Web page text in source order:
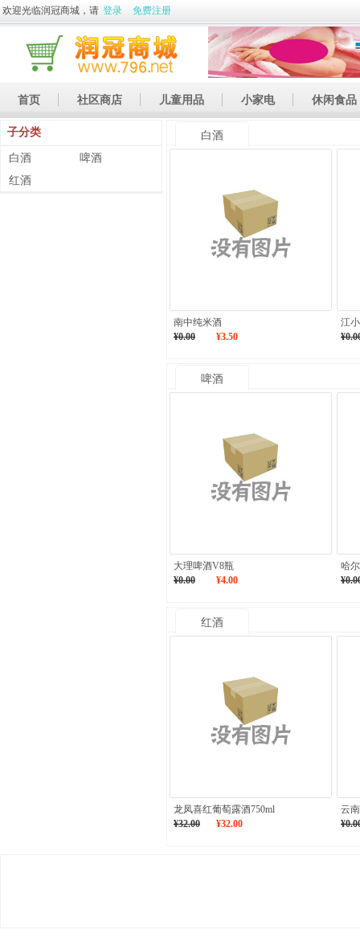
欢迎光临润冠商城，请 登录 免费注册
首页 社区商店 儿童用品 小家电 休闲食品
休闲娱乐
子分类
白酒
啤酒
红酒
白酒
南中纯米酒
¥0.00
¥3.50
江
啤酒
大理啤酒V8瓶
¥0.00
¥4.00
哈
红酒
龙凤喜红葡萄露酒750ml
¥32.00
¥32.00
云